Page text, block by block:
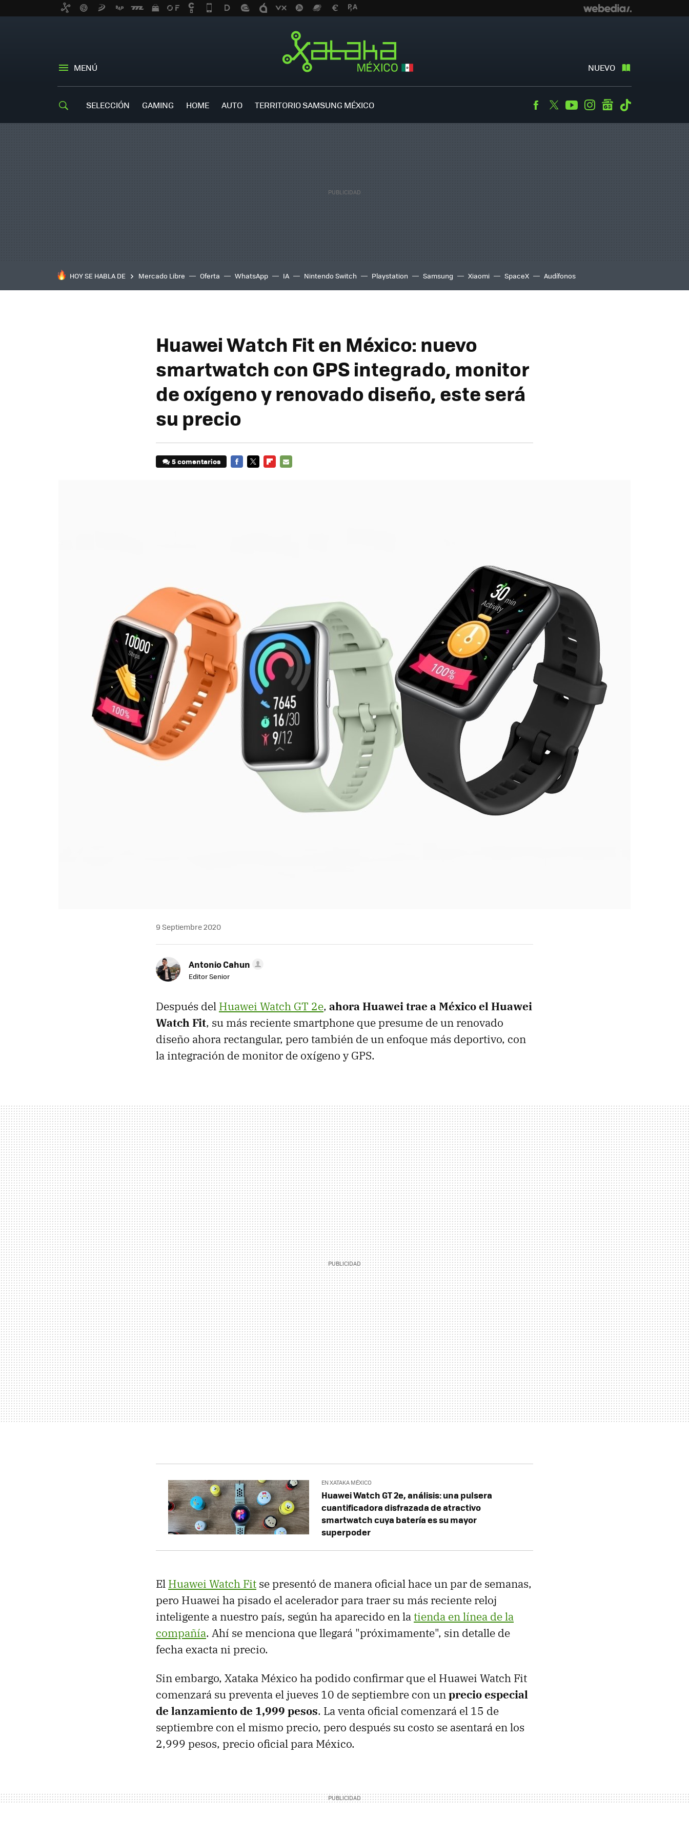
MENÚ NUEVO
SELECCIÓN GAMING HOME AUTO TERRITORIO SAMSUNG MÉXICO Facebook
TwitterYoutubeInstagramgooglenews
HOY SE HABLA DE Mercado Libre Oferta WhatsApp IA Nintendo Switch Playstation Samsung Xiaomi SpaceX Audífonos
Huawei Watch Fit en México: nuevo
smartwatch con GPS integrado, monitor
de oxígeno y renovado diseño, este será
su precio
5 comentarios
9 Septiembre 2020
Antonio Cahun
Editor Senior
Después del Huawei Watch GT 2e, ahora Huawei trae a México el Huawei
Watch Fit, su más reciente smartphone que presume de un renovado
diseño ahora rectangular, pero también de un enfoque más deportivo, con
la integración de monitor de oxígeno y GPS.
EN XATAKA MÉXICO
Huawei Watch GT 2e, análisis: una pulsera
cuantificadora disfrazada de atractivo
smartwatch cuya batería es su mayor
superpoder
El Huawei Watch Fit se presentó de manera oficial hace un par de semanas,
pero Huawei ha pisado el acelerador para traer su más reciente reloj
inteligente a nuestro país, según ha aparecido en latienda en línea de la
compañía. Ahí se menciona que llegará "próximamente", sin detalle de
fecha exacta ni precio.
Sin embargo, Xataka México ha podido confirmar que el Huawei Watch Fit
comenzará su preventa el jueves 10 de septiembre con unprecio especial
de lanzamiento de 1,999 pesos. La venta oficial comenzará el 15 de
septiembre con el mismo precio, pero después su costo se asentará en los
2,999 pesos, precio oficial para México.